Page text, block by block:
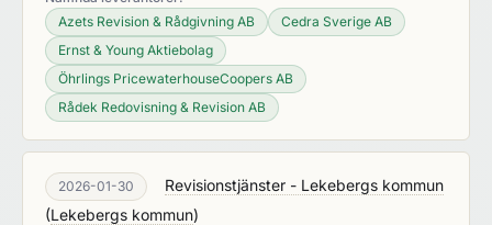
Azets Revision & Rådgivning AB
Cedra Sverige AB
Ernst & Young Aktiebolag
Öhrlings PricewaterhouseCoopers AB
Rådek Redovisning & Revision AB
2026-01-30
Revisionstjänster - Lekebergs kommun
(Lekebergs kommun)